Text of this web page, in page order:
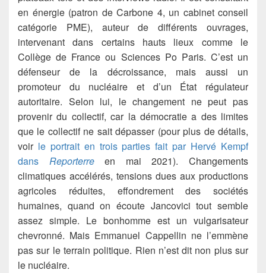
en énergie (patron de Carbone 4, un cabinet conseil
catégorie PME), auteur de différents ouvrages,
intervenant dans certains hauts lieux comme le
Collège de France ou Sciences Po Paris. C’est un
défenseur de la décroissance, mais aussi un
promoteur du nucléaire et d’un État régulateur
autoritaire. Selon lui, le changement ne peut pas
provenir du collectif, car la démocratie a des limites
que le collectif ne sait dépasser (pour plus de détails,
voir le portrait en trois parties fait par Hervé Kempf
dans Reporterreen mai 2021). Changements
climatiques accélérés, tensions dues aux productions
agricoles réduites, effondrement des sociétés
humaines, quand on écoute Jancovici tout semble
assez simple. Le bonhomme est un vulgarisateur
chevronné. Mais Emmanuel Cappellin ne l’emmène
pas sur le terrain politique. Rien n’est dit non plus sur
le nucléaire.